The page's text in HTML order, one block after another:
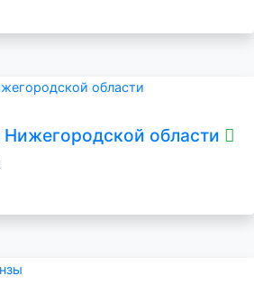
Нижегородской области